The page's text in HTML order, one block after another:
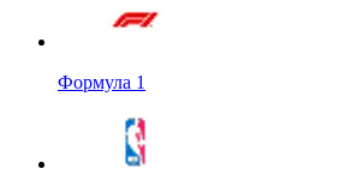
Формула 1